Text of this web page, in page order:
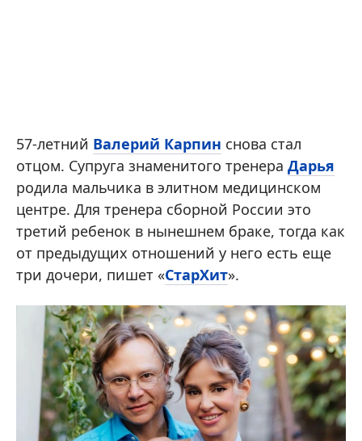
57-летний Валерий Карпин снова стал
отцом. Супруга знаменитого тренера Дарья
родила мальчика в элитном медицинском
центре. Для тренера сборной России это
третий ребенок в нынешнем браке, тогда как
от предыдущих отношений у него есть еще
три дочери, пишет «СтарХит».